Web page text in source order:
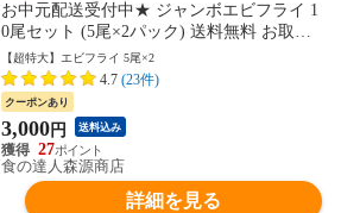
お中元配送受付中★ ジャンボエビフライ 1
0尾セット (5尾×2パック) 送料無料 お取り
寄せグルメ 食品 海鮮【最安値に挑戦！340
0円→3000円セール】
【超特大】エビフライ 5尾×2
4.7 (23件)
クーポンあり
3,000円 送料込み
27
食の達人森源商店
詳細を見る